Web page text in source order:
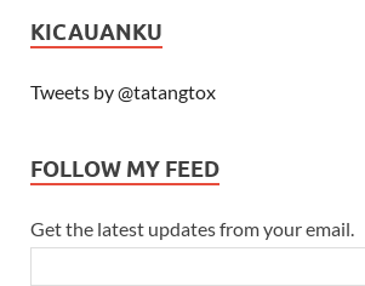
KICAUANKU
Tweets by @tatangtox
FOLLOW MY FEED
Get the latest updates from your email.